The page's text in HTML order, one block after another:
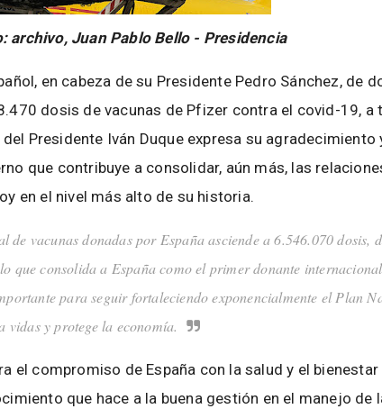
archivo, Juan Pablo Bello - Presidencia
en cabeza de su Presidente Pedro Sánchez, de
dosis de vacunas de Pfizer contra el covid-19, a
Presidente Iván Duque expresa su agradecimiento
que contribuye a consolidar, aún más, las
en el nivel más alto de su historia.
de vacunas donadas por España asciende a 6.546.070 dosis,
que consolida a España como el primer donante
para seguir fortaleciendo exponencialmente el Plan
vidas y protege la economía.
el compromiso de España con la salud y el bienestar
que hace a la buena gestión en el manejo de